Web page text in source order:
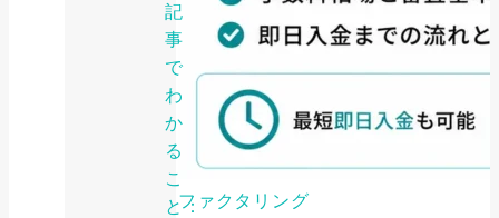
記
事
で
わ
か
る
こ
と：
ファクタリング